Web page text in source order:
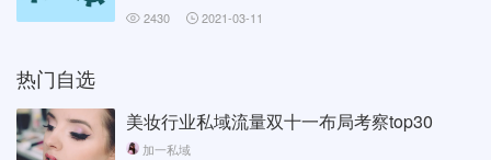
2430
2021-03-11
热门自选
美妆行业私域流量双十一布局考察top30
加一私域